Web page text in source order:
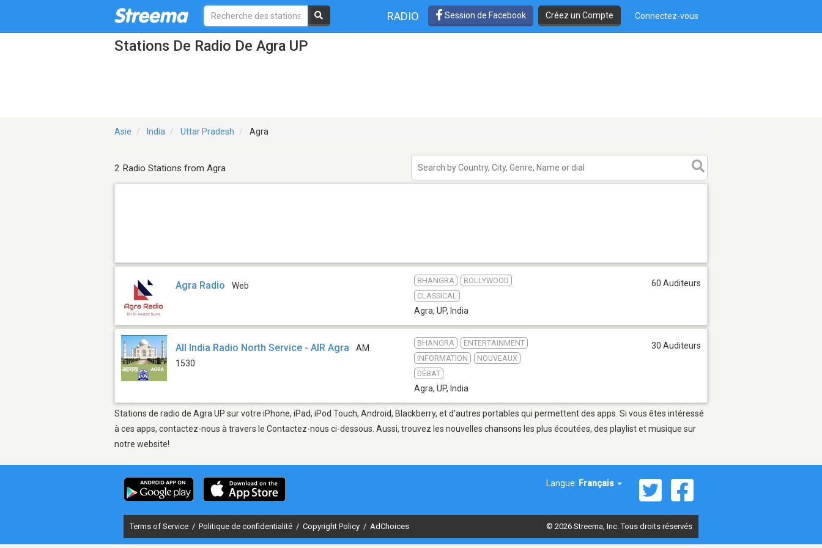
RADIO Session de Facebook Créez un Compte Connectez-vous
Stations De Radio De Agra UP
Asie India Uttar Pradesh Agra
2 Radio Stations from Agra
Agra Radio Web
BHANGRA
BOLLYWOOD
CLASSICAL
Agra, UP, India
60 Auditeurs
All India Radio North Service - AIR Agra
AM
1530
BHANGRA
ENTERTAINMENT
INFORMATION
NOUVEAUX
DÉBAT
Agra, UP, India
30 Auditeurs
Stations de radio de Agra UP sur votre iPhone, iPad, iPod Touch, Android, Blackberry, et d'autres portables qui permettent des apps. Si vous êtes intéressé
à ces apps, contactez-nous à travers le Contactez-nous ci-dessous. Aussi, trouvez les nouvelles chansons les plus écoutées, des playlist et musique sur
notre website!
Langue: Français
Terms of Service / Politique de confidentialité / Copyright Policy / AdChoices © 2026 Streema, Inc. Tous droits réservés